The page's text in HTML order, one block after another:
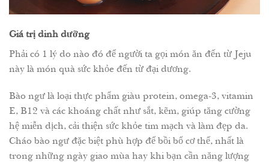
Giá trị dinh dưỡng
Phải có 1 lý do nào đó để người ta gọi món ăn đến từ Jeju
này là món quà sức khỏe đến từ đại dương.
Bào ngư là loại thực phẩm giàu protein, omega-3, vitamin
E, B12 và các khoáng chất như sắt, kẽm, giúp tăng cường
hệ miễn dịch, cải thiện sức khỏe tim mạch và làm đẹp da.
Cháo bào ngư đặc biệt phù hợp để bồi bổ cơ thể, nhất là
trong những ngày giao mùa hay khi bạn cần năng lượng